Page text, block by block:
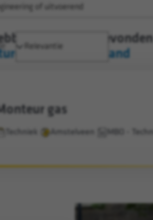
we voor je gevonden
in Noord-Holland
monteur gas